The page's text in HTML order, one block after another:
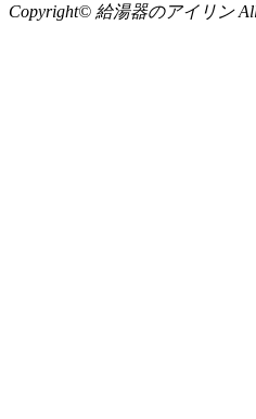
Copyright© 給湯器のアイリン All